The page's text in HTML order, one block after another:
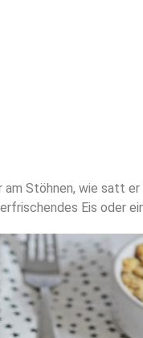
am Stöhnen, wie satt
Eis oder